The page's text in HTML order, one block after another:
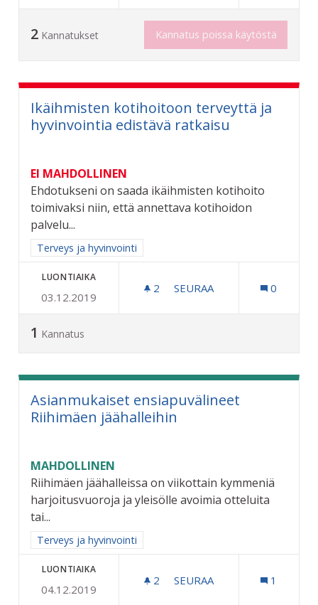
2 Kannatukset Kannatus poissa käytöstä
Ikäihmisten kotihoitoon terveyttä ja
hyvinvointia edistävä ratkaisu
EI MAHDOLLINEN
Ehdotukseni on saada ikäihmisten kotihoito
toimivaksi niin, että annettava kotihoidon
palvelu...
Rajaa tulokset aihepiirin mukaan: Terveys ja hyvinvointi
Terveys ja hyvinvointi
LUONTIAIKA
03.12.2019
2 2 SEURAAJAA
SEURAA 0
1 Kannatus
Asianmukaiset ensiapuvälineet
Riihimäen jäähalleihin
MAHDOLLINEN
Riihimäen jäähalleissa on viikottain kymmeniä
harjoitusvuoroja ja yleisölle avoimia otteluita
tai...
Rajaa tulokset aihepiirin mukaan: Terveys ja hyvinvointi
Terveys ja hyvinvointi
LUONTIAIKA
04.12.2019
2 2 SEURAAJAA
SEURAA 1